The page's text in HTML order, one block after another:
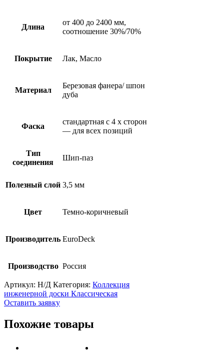
Длина
от 400 до 2400 мм,
соотношение 30%/70%
Покрытие Лак, Масло
Материал
Березовая фанера/ шпон
дуба
Фаска
стандартная с 4 х сторон
— для всех позиций
Тип
соединения
Шип-паз
Полезный слой 3,5 мм
Цвет Темно-коричневый
Производитель EuroDeck
Производство Россия
Артикул: Н/Д Категория: Коллекция
инженерной доски Классическая
Оставить заявку
Похожие товары